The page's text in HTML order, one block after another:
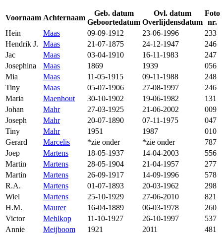
Voornaam Achternaam
Geb. datum
Geboortedatum
Ovl. datum
Overlijdensdatum
Foto
nr.
Hein
Maas 09-09-1912 23-06-1996
233
Hendrik J.
Maas 21-07-1875 24-12-1947
246
Jac
Maas 03-04-1910 16-11-1983
247
Josephina
Maas 1869 1939
056
Mia
Maas 11-05-1915 09-11-1988
248
Tiny
Maas 05-07-1906 27-08-1997
246
Maria
Maenhout 30-10-1902 19-06-1982
131
Johan
Mahr 27-03-1925 21-06-2002
009
Joseph
Mahr 20-07-1890 07-11-1975
047
Tiny
Mahr 1951 1987
010
Gerard
Marcelis *zie onder *zie onder
787
Joep
Martens 18-05-1937 14-04-2003
556
Martin
Martens 28-05-1904 21-04-1957
277
Martin
Martens 26-09-1917 14-09-1996
578
R.A.
Martens 01-07-1893 20-03-1962
298
Wiel
Martens 25-10-1929 27-06-2010
821
H.M.
Maurer 16-04-1889 06-03-1978
260
Victor
Mehlkop 11-10-1927 26-10-1997
537
Annie
Meijboom 1921 2011
481